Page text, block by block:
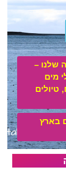
שלנו –
מים
טיולים
בארץ